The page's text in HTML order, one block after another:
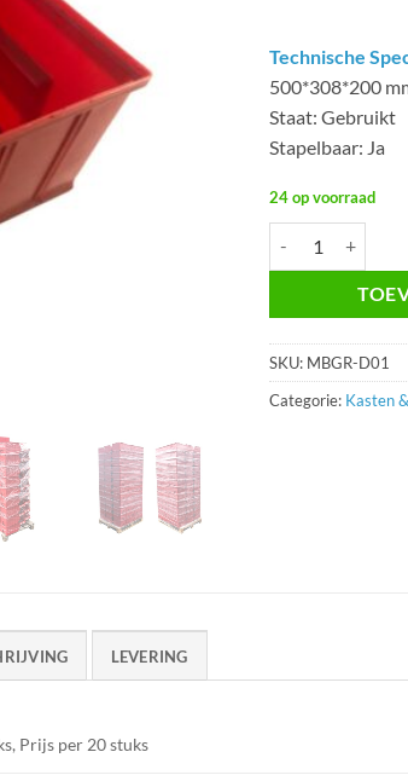
Technische
500*308*200
Staat: Gebruikt
Stapelbaar: Ja
24 op voorraad
SKU: MBGR-D01
Categorie: Kasten
LEVERING
Prijs per 20 stuks